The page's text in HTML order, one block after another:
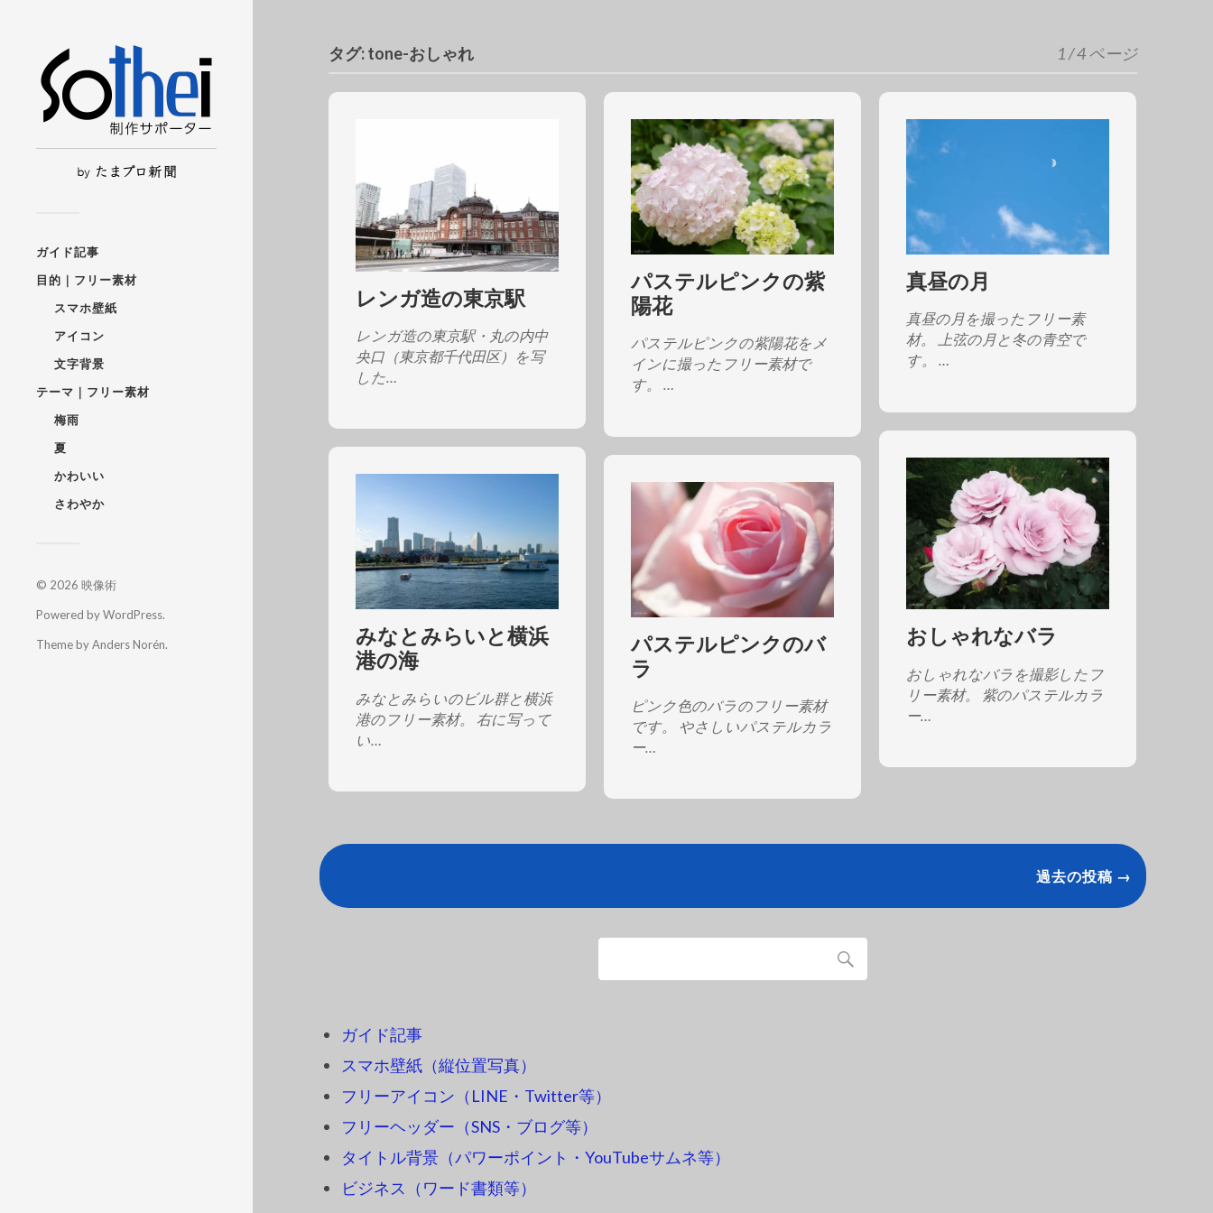
ガイド記事
目的｜フリー素材
スマホ壁紙
アイコン
文字背景
テーマ｜フリー素材
梅雨
夏
かわいい
さわやか
© 2026 映像術
Powered byWordPress.
Theme byAnders Norén.
タグ:tone-おしゃれ 1 / 4 ページ
レンガ造の東京駅
レンガ造の東京駅・丸の内中
央口（東京都千代田区）を写
した…
パステルピンクの紫
陽花
パステルピンクの紫陽花をメ
インに撮ったフリー素材で
す。 …
真昼の月
真昼の月を撮ったフリー素
材。 上弦の月と冬の青空で
す。 …
おしゃれなバラ
おしゃれなバラを撮影したフ
リー素材。 紫のパステルカラ
ー…
みなとみらいと横浜
港の海
みなとみらいのビル群と横浜
港のフリー素材。 右に写って
い…
パステルピンクのバ
ラ
ピンク色のバラのフリー素材
です。 やさしいパステルカラ
ー…
過去の投稿 →
ガイド記事
スマホ壁紙（縦位置写真）
フリーアイコン（LINE・Twitter等）
フリーヘッダー（SNS・ブログ等）
タイトル背景（パワーポイント・YouTubeサムネ等）
ビジネス（ワード書類等）